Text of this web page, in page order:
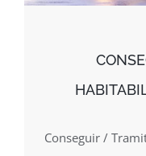
Conseguir /